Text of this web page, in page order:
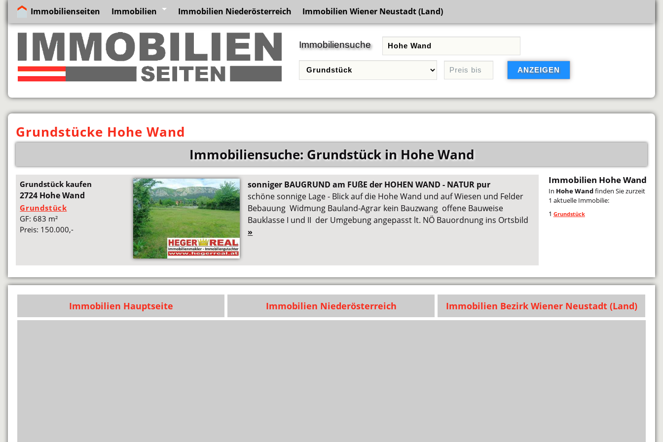
Immobilienseiten Immobilien Immobilien Niederösterreich Immobilien Wiener Neustadt (Land)
Immobiliensuche
Grundstücke Hohe Wand
Immobiliensuche: Grundstück in Hohe Wand
Grundstück kaufen
2724 Hohe Wand
Grundstück
GF: 683 m²
Preis: 150.000,-
sonniger BAUGRUND am FUßE der HOHEN WAND - NATUR pur
schöne sonnige Lage - Blick auf die Hohe Wand und auf Wiesen und Felder
Bebauung Widmung Bauland-Agrar kein Bauzwang offene Bauweise
Bauklasse I und II der Umgebung angepasst lt. NÖ Bauordnung ins Ortsbild
»
Immobilien Hohe Wand
In Hohe Wandfinden Sie zurzeit
1 aktuelle Immobilie:
1 Grundstück
Immobilien Hauptseite Immobilien Niederösterreich Immobilien Bezirk Wiener Neustadt (Land)